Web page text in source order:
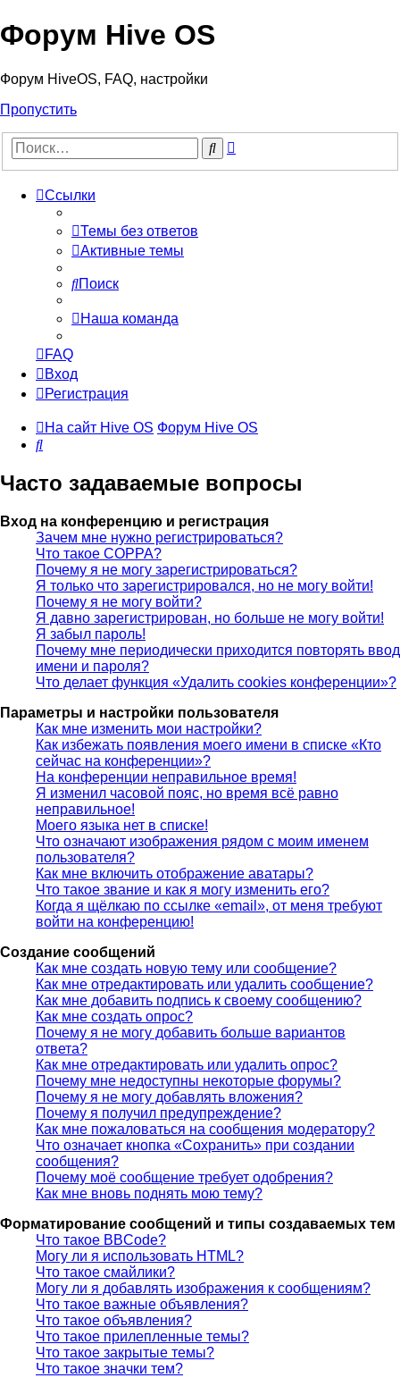
Форум Hive OS
Форум HiveOS, FAQ, настройки
Пропустить
Поиск
Ссылки
Темы без ответов
Активные темы
Поиск
Наша команда
FAQ
Вход
Регистрация
На сайт Hive OS Форум Hive OS
Поиск
Часто задаваемые вопросы
Вход на конференцию и регистрация
Зачем мне нужно регистрироваться?
Что такое COPPA?
Почему я не могу зарегистрироваться?
Я только что зарегистрировался, но не могу войти!
Почему я не могу войти?
Я давно зарегистрирован, но больше не могу войти!
Я забыл пароль!
Почему мне периодически приходится повторять ввод
имени и пароля?
Что делает функция «Удалить cookies конференции»?
Параметры и настройки пользователя
Как мне изменить мои настройки?
Как избежать появления моего имени в списке «Кто
сейчас на конференции»?
На конференции неправильное время!
Я изменил часовой пояс, но время всё равно
неправильное!
Моего языка нет в списке!
Что означают изображения рядом с моим именем
пользователя?
Как мне включить отображение аватары?
Что такое звание и как я могу изменить его?
Когда я щёлкаю по ссылке «email», от меня требуют
войти на конференцию!
Создание сообщений
Как мне создать новую тему или сообщение?
Как мне отредактировать или удалить сообщение?
Как мне добавить подпись к своему сообщению?
Как мне создать опрос?
Почему я не могу добавить больше вариантов
ответа?
Как мне отредактировать или удалить опрос?
Почему мне недоступны некоторые форумы?
Почему я не могу добавлять вложения?
Почему я получил предупреждение?
Как мне пожаловаться на сообщения модератору?
Что означает кнопка «Сохранить» при создании
сообщения?
Почему моё сообщение требует одобрения?
Как мне вновь поднять мою тему?
Форматирование сообщений и типы создаваемых тем
Что такое BBCode?
Могу ли я использовать HTML?
Что такое смайлики?
Могу ли я добавлять изображения к сообщениям?
Что такое важные объявления?
Что такое объявления?
Что такое прилепленные темы?
Что такое закрытые темы?
Что такое значки тем?